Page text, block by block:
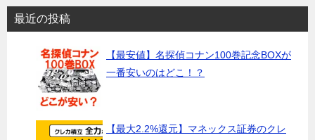
最近の投稿
【最安値】名探偵コナン100巻記念BOXが
一番安いのはどこ！？
【最大2.2%還元】マネックス証券のクレ